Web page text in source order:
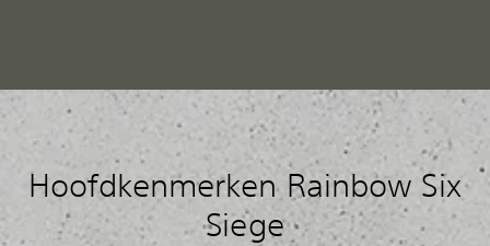
Hoofdkenmerken Rainbow Six
Siege